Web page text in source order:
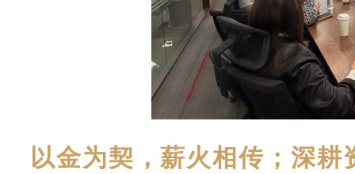
以金为契，薪火相传；深耕